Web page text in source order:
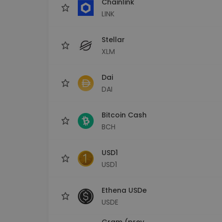
LINK
Stellar
XLM
Dai
DAI
Bitcoin Cash
BCH
USD1
USD1
Ethena USDe
USDE